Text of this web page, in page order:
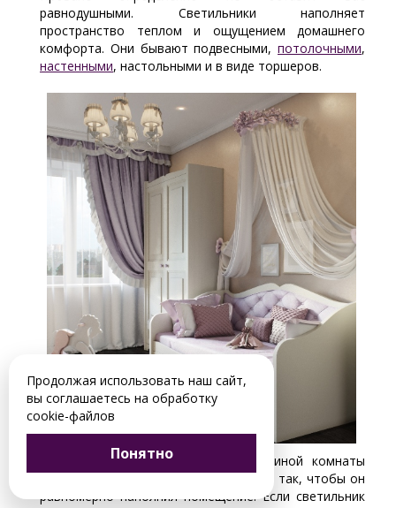
равнодушными. Светильники наполняет
пространство теплом и ощущением домашнего
комфорта. Они бывают подвесными, потолочными,
настенными, настольными и в виде торшеров.
Подбирая освещение для той или иной комнаты
можно расположить источники света так, чтобы он
равномерно наполнил помещение. Если светильник
Продолжая использовать наш сайт,
вы соглашаетесь на обработку
cookie-файлов
Понятно